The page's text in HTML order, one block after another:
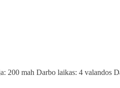
mah Darbo laikas: 4 valandos